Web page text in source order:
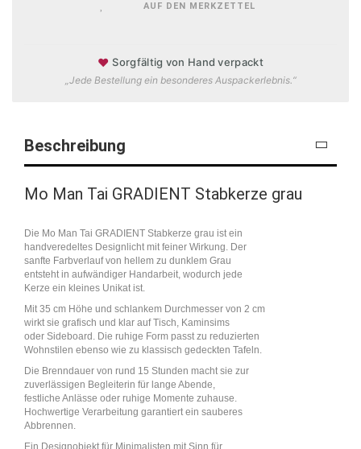
AUF DEN MERKZETTEL
♥ Sorgfältig von Hand verpackt
„Jede Bestellung ein besonderes Auspackerlebnis.“
Beschreibung
Mo Man Tai GRADIENT Stabkerze grau
Die Mo Man Tai GRADIENT Stabkerze grau ist ein
handveredeltes Designlicht mit feiner Wirkung. Der
sanfte Farbverlauf von hellem zu dunklem Grau
entsteht in aufwändiger Handarbeit, wodurch jede
Kerze ein kleines Unikat ist.
Mit 35 cm Höhe und schlankem Durchmesser von 2 cm
wirkt sie grafisch und klar auf Tisch, Kaminsims
oder Sideboard. Die ruhige Form passt zu reduzierten
Wohnstilen ebenso wie zu klassisch gedeckten Tafeln.
Die Brenndauer von rund 15 Stunden macht sie zur
zuverlässigen Begleiterin für lange Abende,
festliche Anlässe oder ruhige Momente zuhause.
Hochwertige Verarbeitung garantiert ein sauberes
Abbrennen.
Ein Designobjekt für Minimalisten mit Sinn für